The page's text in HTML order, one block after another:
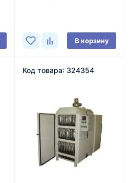
В корзину
Код товара: 324354